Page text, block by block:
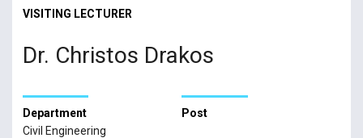
VISITING LECTURER
Dr. Christos Drakos
Department
Civil Engineering
Post